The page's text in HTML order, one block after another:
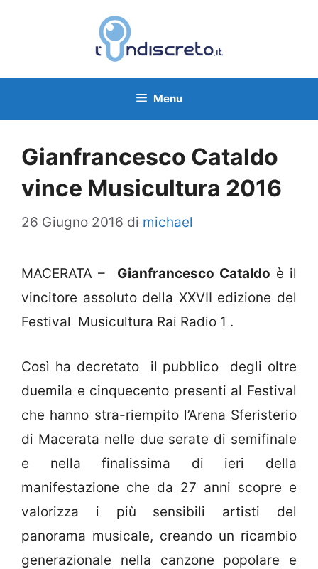
Menu
Gianfrancesco Cataldo
vince Musicultura 2016
26 Giugno 2016 di michael
MACERATA – Gianfrancesco Cataldo è il
vincitore assoluto della XXVII edizione del
Festival Musicultura Rai Radio 1 .
Così ha decretato il pubblico degli oltre
duemila e cinquecento presenti al Festival
che hanno stra-riempito l’Arena Sferisterio
di Macerata nelle due serate di semifinale
e nella finalissima di ieri della
manifestazione che da 27 anni scopre e
valorizza i più sensibili artisti del
panorama musicale, creando un ricambio
generazionale nella canzone popolare e